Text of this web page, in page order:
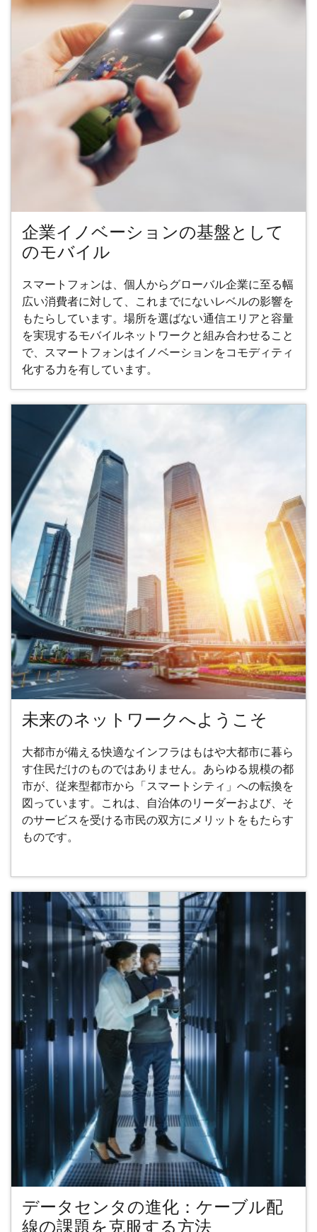
企業イノベーションの基盤として
のモバイル
スマートフォンは、個人からグローバル企業に至る幅
広い消費者に対して、これまでにないレベルの影響を
もたらしています。場所を選ばない通信エリアと容量
を実現するモバイルネットワークと組み合わせること
で、スマートフォンはイノベーションをコモディティ
化する力を有しています。
未来のネットワークへようこそ
大都市が備える快適なインフラはもはや大都市に暮ら
す住民だけのものではありません。あらゆる規模の都
市が、従来型都市から「スマートシティ」への転換を
図っています。これは、自治体のリーダーおよび、そ
のサービスを受ける市民の双方にメリットをもたらす
ものです。
データセンタの進化：ケーブル配
線の課題を克服する方法